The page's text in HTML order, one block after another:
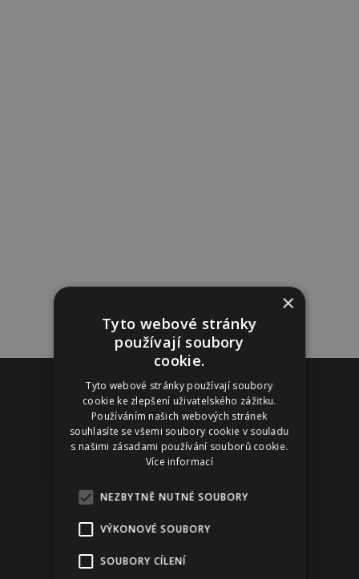
×
Tyto webové stránky
používají soubory
cookie.
Tyto webové stránky používají soubory
cookie ke zlepšení uživatelského zážitku.
Používáním našich webových stránek
souhlasíte se všemi soubory cookie v souladu
s našimi zásadami používání souborů cookie.
Více informací
NEZBYTNĚ NUTNÉ SOUBORY
VÝKONOVÉ SOUBORY
SOUBORY CÍLENÍ